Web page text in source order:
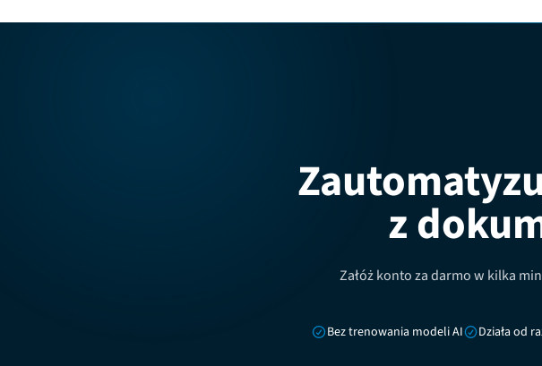
z
Załóż konto za darmo w kilka
Bez trenowania modeli AI Działa od